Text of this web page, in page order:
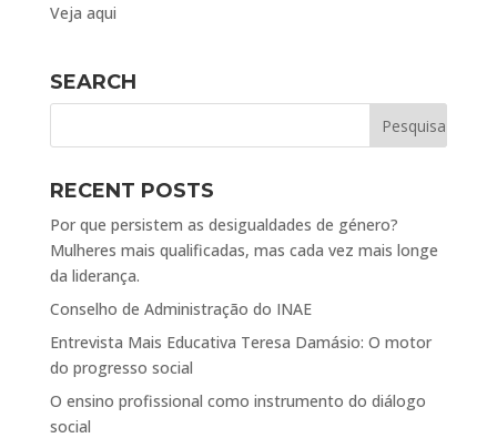
Veja aqui
SEARCH
RECENT POSTS
Por que persistem as desigualdades de género?
Mulheres mais qualificadas, mas cada vez mais longe
da liderança.
Conselho de Administração do INAE
Entrevista Mais Educativa Teresa Damásio: O motor
do progresso social
O ensino profissional como instrumento do diálogo
social